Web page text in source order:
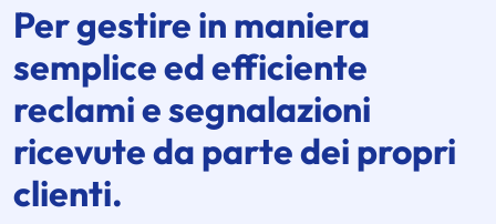
Per gestire in maniera
semplice ed efficiente
reclami e segnalazioni
ricevute da parte dei propri
clienti.